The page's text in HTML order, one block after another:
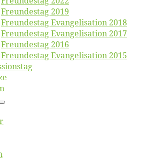
Freun­des­tag 2019
Freun­des­tag Evan­ge­li­sa­ti­on 2018
Freun­des­tag Evan­ge­li­sa­ti­on 2017
Freun­des­tag 2016
Freun­des­tag Evan­ge­li­sa­ti­on 2015